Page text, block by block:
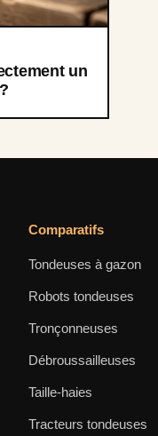
un
Comparatifs
Tondeuses à gazon
Robots tondeuses
Tronçonneuses
Débroussailleuses
Taille-haies
Tracteurs tondeuses